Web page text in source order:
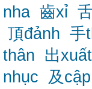
nha 齒xỉ
頂đảnh 手
thân 出xuất
nhục 及cập